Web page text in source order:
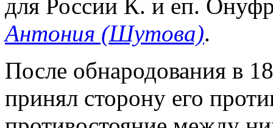
для России К. и еп.
Антония (Шутова).
После обнародования в
принял сторону его